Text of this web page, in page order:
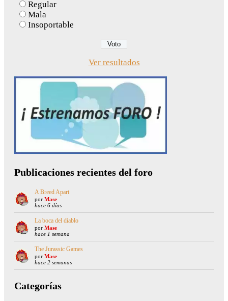
Regular
Mala
Insoportable
Ver resultados
Publicaciones recientes del foro
A Breed Apart
por Mase
hace 6 días
La boca del diablo
por Mase
hace 1 semana
The Jurassic Games
por Mase
hace 2 semanas
Categorías